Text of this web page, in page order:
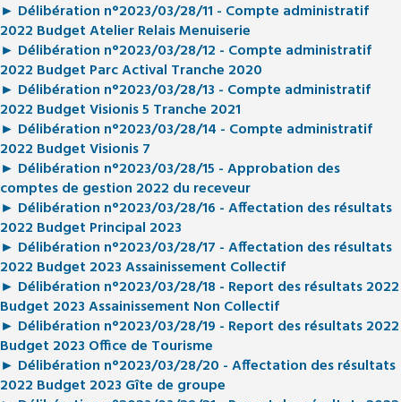
► Délibération n°2023/03/28/11 - Compte administratif
2022 Budget Atelier Relais Menuiserie
► Délibération n°2023/03/28/12 - Compte administratif
2022 Budget Parc Actival Tranche 2020
► Délibération n°2023/03/28/13 - Compte administratif
2022 BudgetVisionis 5 Tranche 2021
► Délibération n°2023/03/28/14 - Compte administratif
2022 Budget Visionis 7
► Délibération n°2023/03/28/15 - Approbation des
comptes de gestion 2022 du receveur
► Délibération n°2023/03/28/16 - Affectation des résultats
2022 Budget Principal 2023
► Délibération n°2023/03/28/17 - Affectation des résultats
2022 Budget 2023 Assainissement Collectif
► Délibération n°2023/03/28/18 - Report des résultats 2022
Budget 2023 Assainissement Non Collectif
► Délibération n°2023/03/28/19 - Report des résultats 2022
Budget 2023 Office de Tourisme
► Délibération n°2023/03/28/20 - Affectation des résultats
2022 Budget 2023 Gîte de groupe